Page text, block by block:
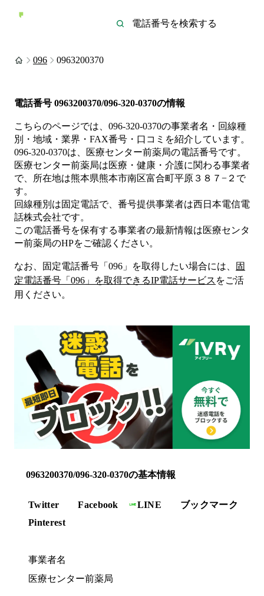
096 0963200370
電話番号 0963200370/096-320-0370の情報
こちらのページでは、 096-320-0370の事業者名・回線種
別・地域・業界・FAX番号・口コミを紹介しています。
096-320-0370は、 医療センター前薬局の電話番号です。
医療センター前薬局は医療・健康・介護に関わる事業者
で、所在地は熊本県熊本市南区富合町平原３８７−２ で
す。
回線種別は固定電話で、番号提供事業者は西日本電信電
話株式会社です。
この電話番号を保有する事業者の最新情報は医療センタ
ー前薬局のHPをご確認ください。
なお、固定電話番号「 096 」を取得したい場合には、
固
定電話番号「 096 」を取得できるIP電話サービス をご活
用ください。
0963200370/096-320-0370の基本情報
Twitter Facebook LINE
ブックマーク
Pinterest
事業者名
医療センター前薬局